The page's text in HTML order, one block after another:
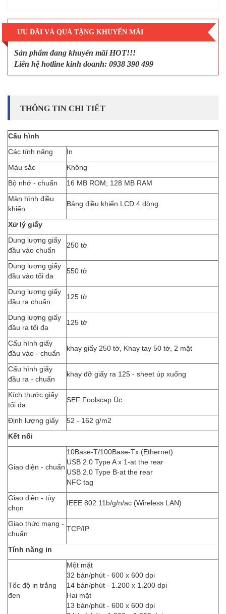
ƯU ĐÃI VÀ QUÀ TẶNG KHUYẾN MÃI
Sản phẩm đang khuyến mãi HOT!!!
Liên hệ hotline kinh doanh: 0938 390 499
THÔNG TIN CHI TIẾT
Cấu hình
Các tính năng
In
Màu sắc
Không
Bộ nhớ - chuẩn
16 MB ROM; 128 MB RAM
Màn hình điều
khiển
Bảng điều khiển LCD 4 dòng
Xử lý giấy
Dung lượng giấy
đầu vào chuẩn
250 tờ
Dung lượng giấy
đầu vào tối đa
550 tờ
Dung lượng giấy
đầu ra chuẩn
125 tờ
Dung lượng giấy
đầu ra tối đa
125 tờ
Cấu hình giấy
đầu vào - chuẩn
khay giấy 250 tờ, Khay tay 50 tờ, 2 mặt
Cấu hình giấy
đầu ra - chuẩn
khay đỡ giấy ra 125 - sheet úp xuống
Kích thước giấy
tối đa
SEF Foolscap Úc
Định lượng giấy
52 - 162 g/m2
Kết nối
Giao diện - chuẩn
10Base-T/100Base-Tx (Ethernet)
USB 2.0 Type A x 1-at the rear
USB 2.0 Type B-at the rear
NFC tag
Giao diện - tùy
chọn
IEEE 802.11b/g/n/ac (Wireless LAN)
Giao thức mạng -
chuẩn
TCP/IP
Tính năng in
Tốc độ in trắng
đen
Một mặt
32 bản/phút - 600 x 600 dpi
14 bản/phút - 1.200 x 1.200 dpi
Hai mặt
13 bản/phút - 600 x 600 dpi